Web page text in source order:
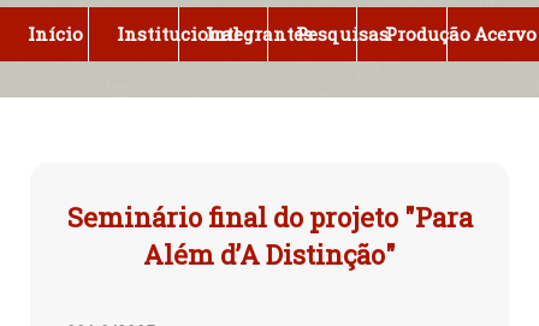
Início InstitucionalIntegrantesPesquisasProduçãoAcervo
Seminário final do projeto "Para
Além d’A Distinção"